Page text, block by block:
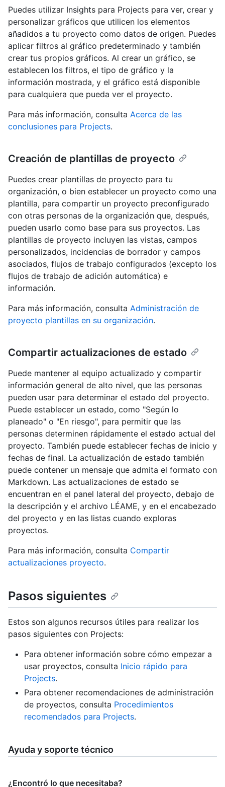
Puedes utilizar Insights para Projects para ver, crear y
personalizar gráficos que utilicen los elementos
añadidos a tu proyecto como datos de origen. Puedes
aplicar filtros al gráfico predeterminado y también
crear tus propios gráficos. Al crear un gráfico, se
establecen los filtros, el tipo de gráfico y la
información mostrada, y el gráfico está disponible
para cualquiera que pueda ver el proyecto.
Para más información, consulta Acerca de las
conclusiones para Projects.
Creación de plantillas de proyecto
Puedes crear plantillas de proyecto para tu
organización, o bien establecer un proyecto como una
plantilla, para compartir un proyecto preconfigurado
con otras personas de la organización que, después,
pueden usarlo como base para sus proyectos. Las
plantillas de proyecto incluyen las vistas, campos
personalizados, incidencias de borrador y campos
asociados, flujos de trabajo configurados (excepto los
flujos de trabajo de adición automática) e
información.
Para más información, consulta Administración de
proyecto plantillas en su organización.
Compartir actualizaciones de estado
Puede mantener al equipo actualizado y compartir
información general de alto nivel, que las personas
pueden usar para determinar el estado del proyecto.
Puede establecer un estado, como "Según lo
planeado" o "En riesgo", para permitir que las
personas determinen rápidamente el estado actual del
proyecto. También puede establecer fechas de inicio y
fechas de final. La actualización de estado también
puede contener un mensaje que admita el formato con
Markdown. Las actualizaciones de estado se
encuentran en el panel lateral del proyecto, debajo de
la descripción y el archivo LÉAME, y en el encabezado
del proyecto y en las listas cuando exploras
proyectos.
Para más información, consulta Compartir
actualizaciones proyecto.
Pasos siguientes
Estos son algunos recursos útiles para realizar los
pasos siguientes con Projects:
Para obtener información sobre cómo empezar a
usar proyectos, consulta Inicio rápido para
Projects.
Para obtener recomendaciones de administración
de proyectos, consulta Procedimientos
recomendados para Projects.
Ayuda y soporte técnico
¿Encontró lo que necesitaba?